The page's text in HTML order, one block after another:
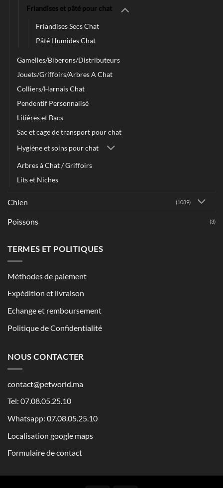
Friandises et pâté pour chat
Friandises Secs Chat
Pâté Humides Chat
Gamelles/Biberons/Distributeurs
Jouets/Griffoirs/Arbres A Chat
Colliers/Harnais Chat
Pendentif Personnalisé
Litières et Bacs
Sac et cage de transport pour chat
Hygiène et soins pour chat
Arbres à Chat / Griffoirs
Lits et Niches
Chien (1089)
Poissons (3)
TERMES ET POLITIQUES
Méthodes de paiement
Expédition et livraison
Echange et remboursement
Politique de Confidentialité
NOUS CONTACTER
contact@petworld.ma
Tel: 07.08.05.25.10
Whatsapp: 07.08.05.25.10
Localisation google maps
Formulaire de contact